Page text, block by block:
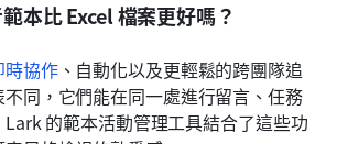
本比 Excel 檔案更好嗎？
時協作、自動化以及更輕鬆的跨團隊追
同，它們能在同一處進行留言、任務
的範本活動管理工具結合了這些功